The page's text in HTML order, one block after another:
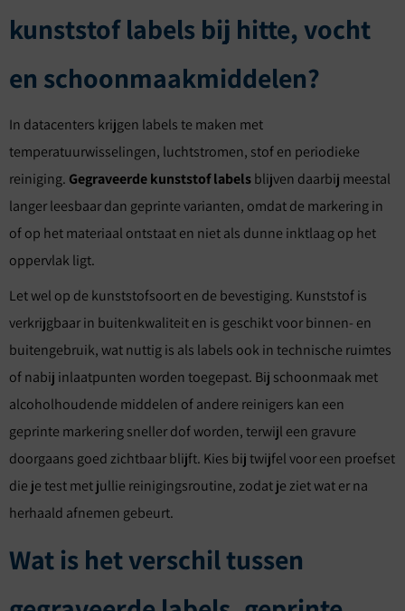
kunststof labels bij hitte, vocht
en schoonmaakmiddelen?
In datacenters krijgen labels te maken met
temperatuurwisselingen, luchtstromen, stof en periodieke
reiniging. Gegraveerde kunststof labelsblijven daarbij meestal
langer leesbaar dan geprinte varianten, omdat de markering in
of op het materiaal ontstaat en niet als dunne inktlaag op het
oppervlak ligt.
Let wel op de kunststofsoort en de bevestiging. Kunststof is
verkrijgbaar in buitenkwaliteit en is geschikt voor binnen- en
buitengebruik, wat nuttig is als labels ook in technische ruimtes
of nabij inlaatpunten worden toegepast. Bij schoonmaak met
alcoholhoudende middelen of andere reinigers kan een
geprinte markering sneller dof worden, terwijl een gravure
doorgaans goed zichtbaar blijft. Kies bij twijfel voor een proefset
die je test met jullie reinigingsroutine, zodat je ziet wat er na
herhaald afnemen gebeurt.
Wat is het verschil tussen